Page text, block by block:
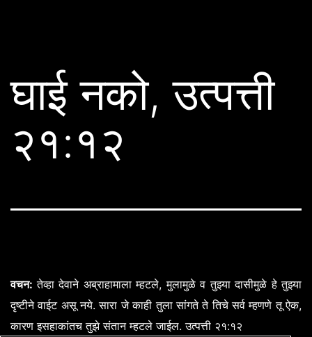
घाई नको, उत्पत्ती
२१:१२
वचन:तेव्हा देवाने अब्राहामाला म्हटले,मुलामुळे व तुझ्या दासीमुळे हे तुझ्या
दृष्टीने वाईट असू नये.सारा जे काही तुला सांगते ते तिचे सर्व म्हणणे तू ऐक,
कारण इसहाकांतच तुझे संतान म्हटले जाईल.उत्पत्ती २१:१२